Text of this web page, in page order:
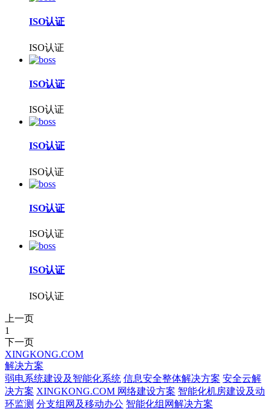
ISO认证
ISO认证
ISO认证
ISO认证
ISO认证
ISO认证
ISO认证
ISO认证
ISO认证
ISO认证
上一页
1
下一页
XINGKONG.COM
解决方案
弱电系统建设及智能化系统 信息安全整体解决方案 安全云解
决方案 XINGKONG.COM 网络建设方案 智能化机房建设及动
环监测 分支组网及移动办公 智能化组网解决方案